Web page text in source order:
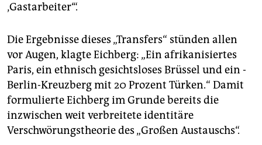
‚Gastarbeiter‘“.
Die Ergebnisse dieses „Transfers“ stünden allen
vor Augen, klagte Eichberg: „Ein afrikanisiertes
Paris, ein ethnisch gesichtsloses Brüssel und ein ­
Berlin-Kreuzberg mit 20 Prozent Türken.“ Damit
formulierte Eichberg im Grunde bereits die
inzwischen weit verbreitete identitäre
Verschwörungs­theorie des „Großen Austauschs“.